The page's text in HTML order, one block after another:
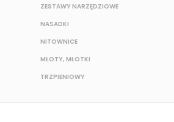
ZESTAWY NARZĘDZIOWE
NASADKI
NITOWNICE
MŁOTY, MŁOTKI
TRZPIENIOWY